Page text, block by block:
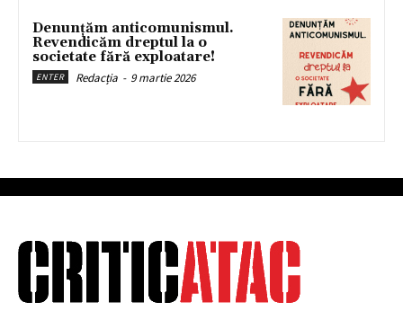
Denunțăm anticomunismul.
Revendicăm dreptul la o
societate fără exploatare!
ENTER Redacția - 9 martie 2026